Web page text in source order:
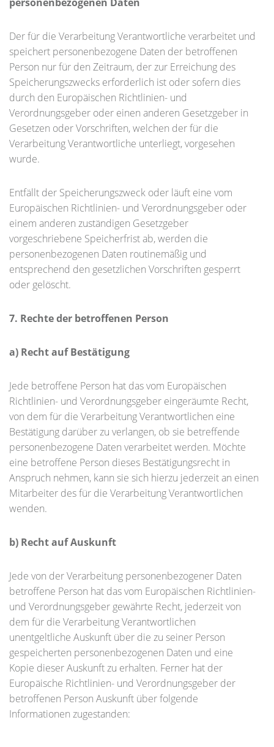
Der für die Verarbeitung Verantwortliche verarbeitet und
speichert personenbezogene Daten der betroffenen
Person nur für den Zeitraum, der zur Erreichung des
Speicherungszwecks erforderlich ist oder sofern dies
durch den Europäischen Richtlinien- und
Verordnungsgeber oder einen anderen Gesetzgeber in
Gesetzen oder Vorschriften, welchen der für die
Verarbeitung Verantwortliche unterliegt, vorgesehen
wurde.
Entfällt der Speicherungszweck oder läuft eine vom
Europäischen Richtlinien- und Verordnungsgeber oder
einem anderen zuständigen Gesetzgeber
vorgeschriebene Speicherfrist ab, werden die
personenbezogenen Daten routinemäßig und
entsprechend den gesetzlichen Vorschriften gesperrt
oder gelöscht.
7. Rechte der betroffenen Person
a) Recht auf Bestätigung
Jede betroffene Person hat das vom Europäischen
Richtlinien- und Verordnungsgeber eingeräumte Recht,
von dem für die Verarbeitung Verantwortlichen eine
Bestätigung darüber zu verlangen, ob sie betreffende
personenbezogene Daten verarbeitet werden. Möchte
eine betroffene Person dieses Bestätigungsrecht in
Anspruch nehmen, kann sie sich hierzu jederzeit an einen
Mitarbeiter des für die Verarbeitung Verantwortlichen
wenden.
b) Recht auf Auskunft
Jede von der Verarbeitung personenbezogener Daten
betroffene Person hat das vom Europäischen Richtlinien-
und Verordnungsgeber gewährte Recht, jederzeit von
dem für die Verarbeitung Verantwortlichen
unentgeltliche Auskunft über die zu seiner Person
gespeicherten personenbezogenen Daten und eine
Kopie dieser Auskunft zu erhalten. Ferner hat der
Europäische Richtlinien- und Verordnungsgeber der
betroffenen Person Auskunft über folgende
Informationen zugestanden: